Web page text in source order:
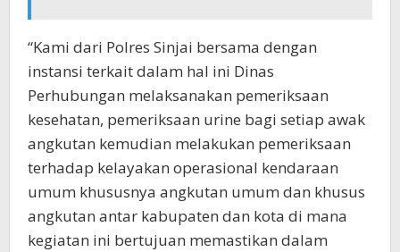
“Kami dari Polres Sinjai bersama dengan
instansi terkait dalam hal ini Dinas
Perhubungan melaksanakan pemeriksaan
kesehatan, pemeriksaan urine bagi setiap awak
angkutan kemudian melakukan pemeriksaan
terhadap kelayakan operasional kendaraan
umum khususnya angkutan umum dan khusus
angkutan antar kabupaten dan kota di mana
kegiatan ini bertujuan memastikan dalam